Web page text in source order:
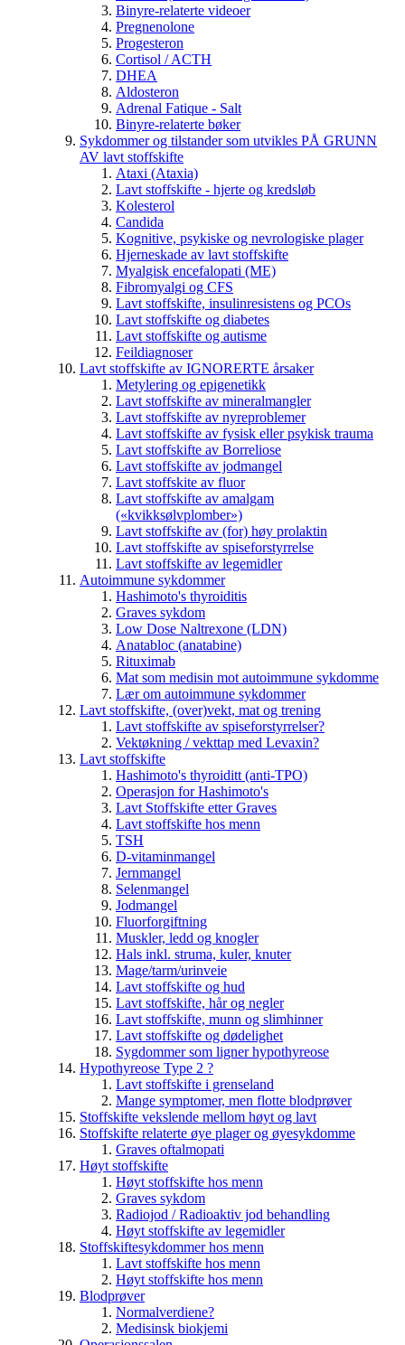
Binyre-relaterte videoer
Pregnenolone
Progesteron
Cortisol / ACTH
DHEA
Aldosteron
Adrenal Fatique - Salt
Binyre-relaterte bøker
Sykdommer og tilstander som utvikles PÅ GRUNN
AV lavt stoffskifte
Ataxi (Ataxia)
Lavt stoffskifte - hjerte og kredsløb
Kolesterol
Candida
Kognitive, psykiske og nevrologiske plager
Hjerneskade av lavt stoffskifte
Myalgisk encefalopati (ME)
Fibromyalgi og CFS
Lavt stoffskifte, insulinresistens og PCOs
Lavt stoffskifte og diabetes
Lavt stoffskifte og autisme
Feildiagnoser
Lavt stoffskifte av IGNORERTE årsaker
Metylering og epigenetikk
Lavt stoffskifte av mineralmangler
Lavt stoffskifte av nyreproblemer
Lavt stoffskifte av fysisk eller psykisk trauma
Lavt stoffskifte av Borreliose
Lavt stoffskifte av jodmangel
Lavt stoffskite av fluor
Lavt stoffskifte av amalgam
(«kvikksølvplomber»)
Lavt stoffskifte av (for) høy prolaktin
Lavt stoffskifte av spiseforstyrrelse
Lavt stoffskifte av legemidler
Autoimmune sykdommer
Hashimoto's thyroiditis
Graves sykdom
Low Dose Naltrexone (LDN)
Anatabloc (anatabine)
Rituximab
Mat som medisin mot autoimmune sykdomme
Lær om autoimmune sykdommer
Lavt stoffskifte, (over)vekt, mat og trening
Lavt stoffskifte av spiseforstyrrelser?
Vektøkning / vekttap med Levaxin?
Lavt stoffskifte
Hashimoto's thyroiditt (anti-TPO)
Operasjon for Hashimoto's
Lavt Stoffskifte etter Graves
Lavt stoffskifte hos menn
TSH
D-vitaminmangel
Jernmangel
Selenmangel
Jodmangel
Fluorforgiftning
Muskler, ledd og knogler
Hals inkl. struma, kuler, knuter
Mage/tarm/urinveie
Lavt stoffskifte og hud
Lavt stoffskifte, hår og negler
Lavt stoffskifte, munn og slimhinner
Lavt stoffskifte og dødelighet
Sygdommer som ligner hypothyreose
Hypothyreose Type 2 ?
Lavt stoffskifte i grenseland
Mange symptomer, men flotte blodprøver
Stoffskifte vekslende mellom høyt og lavt
Stoffskifte relaterte øye plager og øyesykdomme
Graves oftalmopati
Høyt stoffskifte
Høyt stoffskifte hos menn
Graves sykdom
Radiojod / Radioaktiv jod behandling
Høyt stoffskifte av legemidler
Stoffskiftesykdommer hos menn
Lavt stoffskifte hos menn
Høyt stoffskifte hos menn
Blodprøver
Normalverdiene?
Medisinsk biokjemi